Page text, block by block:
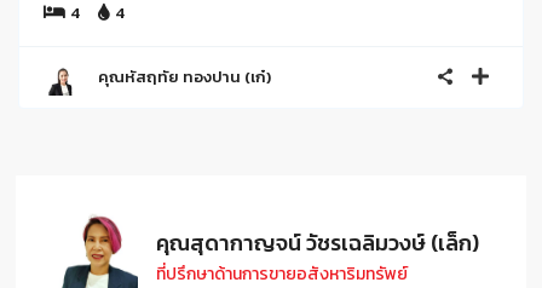
4
4
คุณหัสฤทัย ทองปาน (เก๋)
คุณสุดากาญจน์ วัชรเฉลิมวงษ์ (เล็ก)
ที่ปรึกษาด้านการขายอสังหาริมทรัพย์